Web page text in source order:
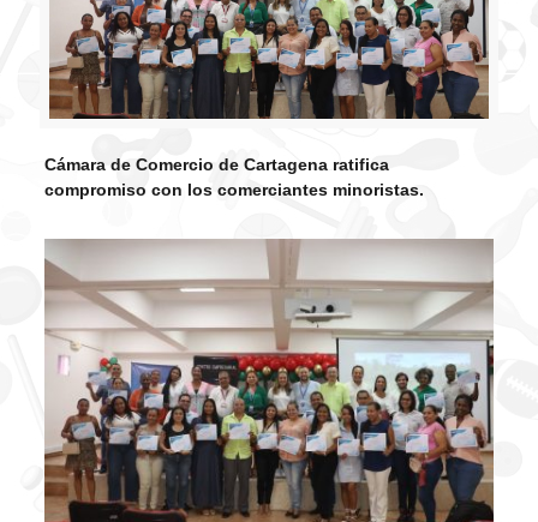
Cámara de Comercio de Cartagena ratifica
compromiso con los comerciantes minoristas.